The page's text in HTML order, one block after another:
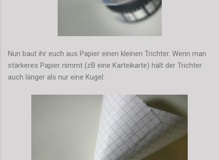
Nun baut ihr euch aus Papier einen kleinen Trichter. Wenn man
stärkeres Papier nimmt (zB eine Karteikarte) hält der Trichter
auch länger als nur eine Kugel: